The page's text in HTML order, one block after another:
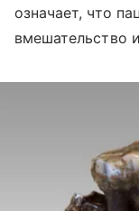
означает, что
вмешательство